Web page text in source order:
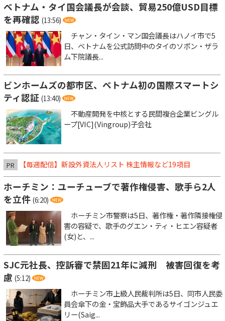
ベトナム・タイ国会議長が会談、貿易250億USD目標
を再確認 (13:56)
チャン・タイン・マン国会議長はハノイ市で5
日、ベトナムを公式訪問中のタイのソポン・ザラ
ム下院議長...
ビンホームズの都市区、ベトナム初の国際スマートシ
ティ認証 (13:40)
不動産開発を中核とする民間複合企業ビングル
ープ[VIC](Vingroup)子会社
PR 【毎週配信】新設外資法人リスト 株主情報など19項目
ホーチミン：ユーチューブで著作権侵害、歌手ら2人
を立件 (6:20)
ホーチミン市警察は5日、著作権・著作隣接権侵
害の容疑で、歌手のグエン・ティ・ヒエン容疑者
(女)と、...
SJC元社長、控訴審で禁固21年に減刑 被害回復を考
慮 (5:12)
ホーチミン市上級人民裁判所は5日、同市人民委
員会傘下の金・宝飾品大手であるサイゴンジュエ
リー(Saig...